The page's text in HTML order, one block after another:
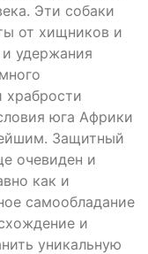
Эти собаки
от хищников и
удержания
храбрости
юга Африки
Защитный
очевиден и
как и
самообладание
и
уникальную